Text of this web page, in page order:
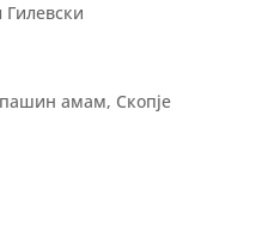
амам, Скопје